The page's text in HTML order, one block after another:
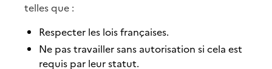
telles que :
Respecter les lois françaises.
Ne pas travailler sans autorisation si cela est
requis par leur statut.